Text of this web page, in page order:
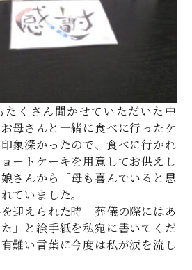
たくさん聞かせていただいた中
母さんと一緒に食べに行ったケ
象深かったので、食べに行かれ
ートケーキを用意してお供えし
さんから「母も喜んでいると思
ていました。
迎えられた時「葬儀の際にはあ
」と絵手紙を私宛に書いてくだ
難い言葉に今度は私が涙を流し